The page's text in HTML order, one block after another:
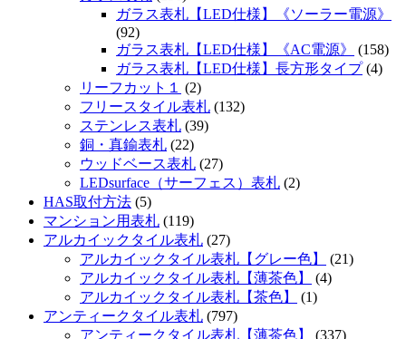
ガラス表札【LED仕様】《ソーラー電源》
(92)
ガラス表札【LED仕様】《AC電源》
(158)
ガラス表札【LED仕様】長方形タイプ(4)
リーフカット１
(2)
フリースタイル表札 (132)
ステンレス表札 (39)
銅・真鍮表札 (22)
ウッドベース表札 (27)
LEDsurface（サーフェス）表札 (2)
HAS取付方法 (5)
マンション用表札 (119)
アルカイックタイル表札 (27)
アルカイックタイル表札【グレー色】
(21)
アルカイックタイル表札【薄茶色】
(4)
アルカイックタイル表札【茶色】
(1)
アンティークタイル表札 (797)
アンティークタイル表札【薄茶色】
(337)